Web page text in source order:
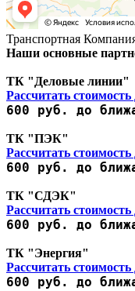
Транспортная
Наши основные
ТК "Деловые линии"
Рассчитать
600 руб. до
ТК "ПЭК"
Рассчитать
600 руб. до
ТК "СДЭК"
Рассчитать
600 руб. до
ТК "Энергия"
Рассчитать
600 руб. до